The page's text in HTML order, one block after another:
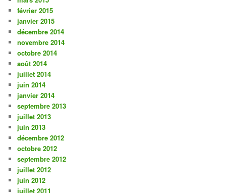
février 2015
janvier 2015
décembre 2014
novembre 2014
octobre 2014
août 2014
juillet 2014
juin 2014
janvier 2014
septembre 2013
juillet 2013
juin 2013
décembre 2012
octobre 2012
septembre 2012
juillet 2012
juin 2012
juillet 2011